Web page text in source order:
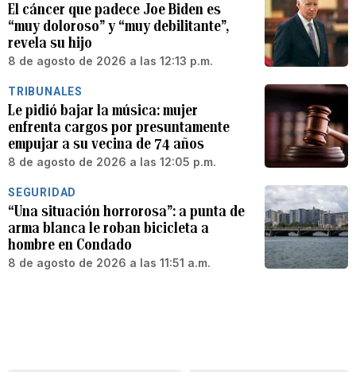
El cáncer que padece Joe Biden es
“muy doloroso” y “muy debilitante”,
revela su hijo
8 de agosto de 2026 a las 12:13 p.m.
TRIBUNALES
Le pidió bajar la música: mujer
enfrenta cargos por presuntamente
empujar a su vecina de 74 años
8 de agosto de 2026 a las 12:05 p.m.
SEGURIDAD
“Una situación horrorosa”: a punta de
arma blanca le roban bicicleta a
hombre en Condado
8 de agosto de 2026 a las 11:51 a.m.